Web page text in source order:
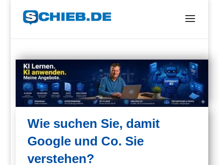
Wie suchen Sie, damit
Google und Co. Sie
verstehen?